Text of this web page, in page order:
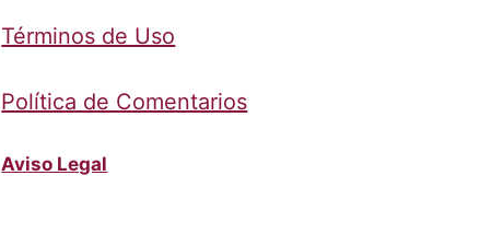
Términos de Uso
Política de Comentarios
Aviso Legal